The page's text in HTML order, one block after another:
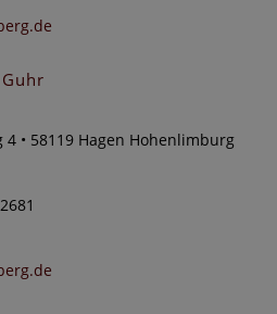
4 • 58119 Hagen Hohenlimburg